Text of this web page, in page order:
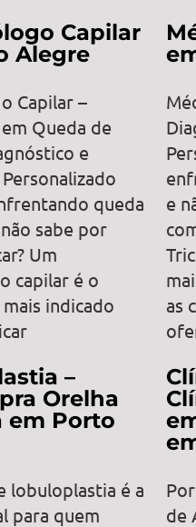
Capilar
Alegre
Capilar –
Queda de
e
queda
sabe por
Um
capilar é o
indicado
e
as
–
Orelha
em Porto
lobuloplastia é a
para quem
de